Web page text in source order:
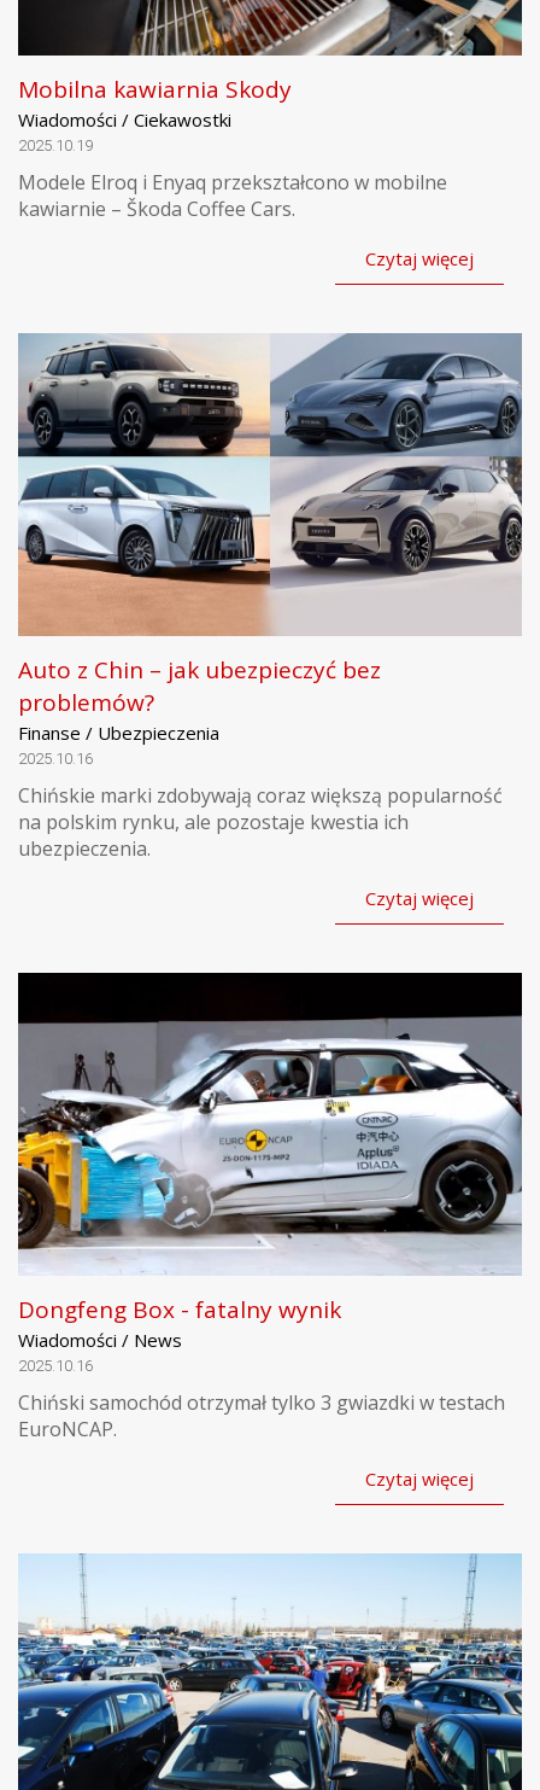
Mobilna kawiarnia Skody
Wiadomości / Ciekawostki
2025.10.19
Modele Elroq i Enyaq przekształcono w mobilne
kawiarnie – Škoda Coffee Cars.
Czytaj więcej
Auto z Chin – jak ubezpieczyć bez
problemów?
Finanse / Ubezpieczenia
2025.10.16
Chińskie marki zdobywają coraz większą popularność
na polskim rynku, ale pozostaje kwestia ich
ubezpieczenia.
Czytaj więcej
Dongfeng Box - fatalny wynik
Wiadomości / News
2025.10.16
Chiński samochód otrzymał tylko 3 gwiazdki w testach
EuroNCAP.
Czytaj więcej